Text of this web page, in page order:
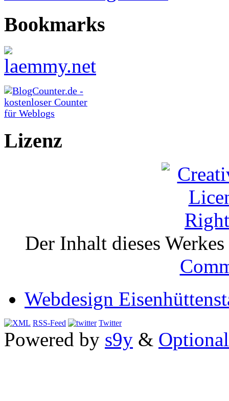
Bookmarks
Lizenz
Der Inhalt dieses
Webdesign
RSS-Feed Twitter
Powered by s9y &